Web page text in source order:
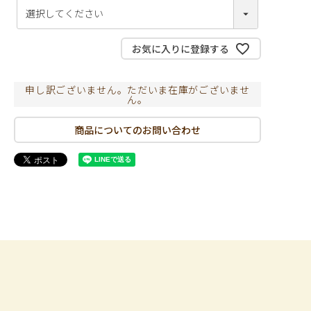
お気に入りに登録する
申し訳ございません。ただいま在庫がございませ
ん。
商品についてのお問い合わせ